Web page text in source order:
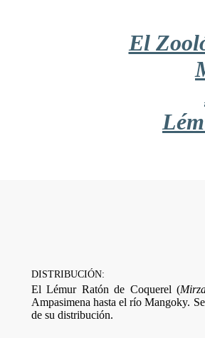
El
DISTRIBUCIÓN:
El Lémur Ratón de Coquerel (
Ampasimena hasta el río Mangoky.
de su distribución.